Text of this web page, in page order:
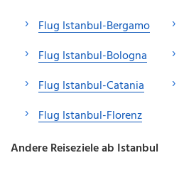
Flug Istanbul-Bergamo
Flug Istanbul-Bologna
Flug Istanbul-Catania
Flug Istanbul-Florenz
Andere Reiseziele ab Istanbul